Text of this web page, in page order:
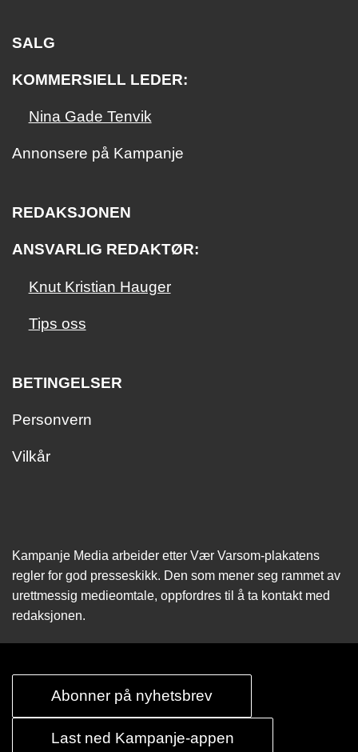
SALG
KOMMERSIELL LEDER:
Nina Gade Tenvik
Annonsere på Kampanje
REDAKSJONEN
ANSVARLIG REDAKTØR:
Knut Kristian Hauger
Tips oss
BETINGELSER
Personvern
Vilkår
Kampanje Media arbeider etter Vær Varsom-plakatens
regler for god presseskikk. Den som mener seg rammet av
urettmessig medie­omtale, oppfordres til å ta kontakt med
redaksjonen.
Abonner på nyhetsbrev
Last ned Kampanje-appen